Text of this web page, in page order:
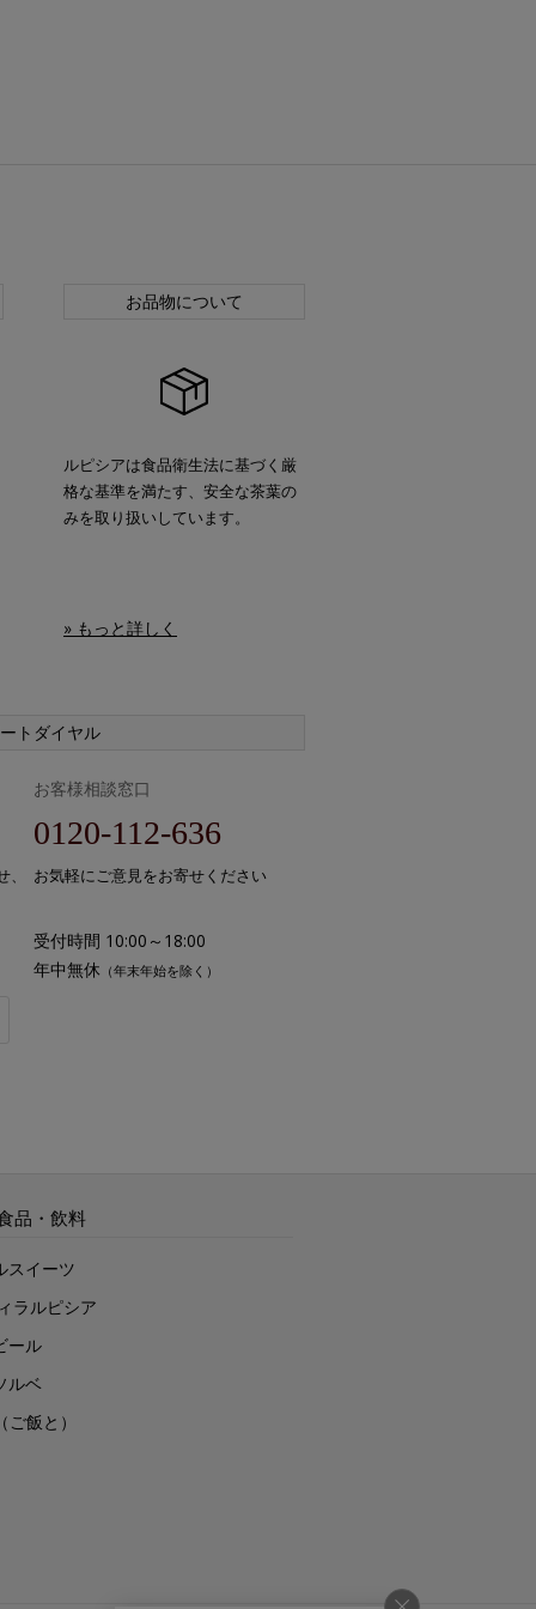
お品物について
ルピシアは食品衛生法に基づく厳
格な基準を満たす、安全な茶葉の
みを取り扱いしています。
» もっと詳しく
トダイヤル
お客様相談窓口
0120-112-636
お気軽にご意見をお寄せください
受付時間 10:00～18:00
年中無休 （年末年始を除く）
品・飲料
スイーツ
ラルピシア
ール
ルベ
飯と）